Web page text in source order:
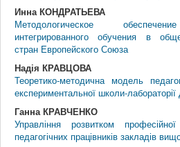
Инна КОНДРАТЬЕВА
Методологическое
интегрированного обучения в
стран Европейского Союза
Надія КРАВЦОВА
Теоретико-методична модель
експериментальної школи-
Ганна КРАВЧЕНКО
Управління розвитком
педагогічних працівників закладів